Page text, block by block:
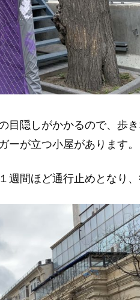
目隠しがかかるので、歩
ーが立つ小屋があります。
週間ほど通行止めとなり